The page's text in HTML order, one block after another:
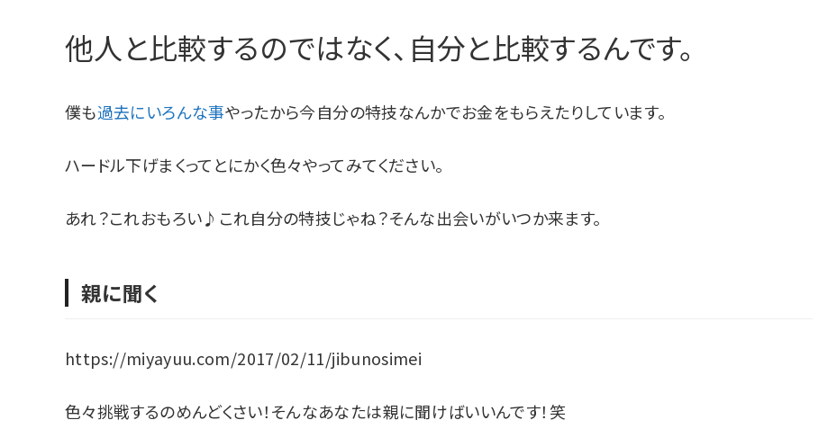
他人と比較するのではなく、自分と比較するんです。
僕も過去にいろんな事やったから今自分の特技なんかでお金をもらえたりしています。
ハードル下げまくってとにかく色々やってみてください。
あれ？これおもろい♪これ自分の特技じゃね？そんな出会いがいつか来ます。
親に聞く
https://miyayuu.com/2017/02/11/jibunosimei
色々挑戦するのめんどくさい！そんなあなたは親に聞けばいいんです！笑